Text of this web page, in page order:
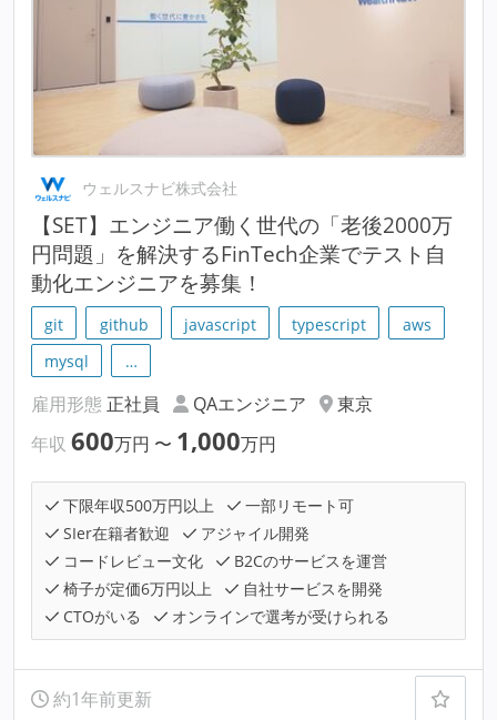
ウェルスナビ株式会社
【SET】エンジニア働く世代の「老後2000万
円問題」を解決するFinTech企業でテスト自
動化エンジニアを募集！
git github javascript typescript
aws
mysql
…
雇用形態 正社員 QAエンジニア
東京
年収 600万円 〜 1,000万円
下限年収500万円以上
一部リモート可
SIer在籍者歓迎
アジャイル開発
コードレビュー文化
B2Cのサービスを運営
椅子が定価6万円以上
自社サービスを開発
CTOがいる
オンラインで選考が受けられる
約1年前更新